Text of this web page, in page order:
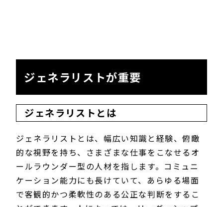
ジェネラリストが重要
ジェネラリストとは
ジェネラリストとは、幅広い知識と経験、俯瞰
的な視野を持ち、さまざまな仕事をこなせるオ
ールラウンダー型の人材を指します。コミュニ
ケーション能力にも長けていて、あらゆる場面
で客観的かつ柔軟性のある公正な判断をするこ